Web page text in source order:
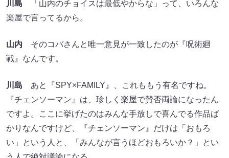
川島 「山内のチョイスは最低やからな」って、いろんな
楽屋で言ってるから。
山内 そのコバさんと唯一意見が一致したのが『呪術廻
戦』なんです。
川島 あと『SPY×FAMILY』、これももう有名ですね。
『チェンソーマン』は、珍しく楽屋で賛否両論になったん
ですよ。ここに挙げたのはみんな手放しで喜んでる作品ば
かりなんですけど、『チェンソーマン』だけは「おもろ
い」という人と、「みんなが言うほどおもろいか？」とい